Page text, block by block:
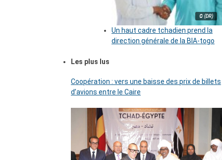
© (DR)
Un haut cadre tchadien prend la
direction générale de la BIA-togo
Les plus lus
Coopération : vers une baisse des prix de billets
d’avions entre le Caire